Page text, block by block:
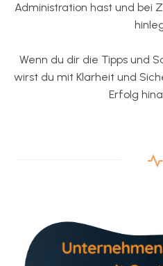
Administration hast und bei
Wenn du dir die Tipps und
wirst du mit Klarheit und
Erfolg